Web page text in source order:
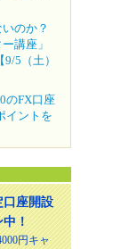
のか？
講座」
5（土）
のFX口座
イントを
口座開設
！
円キャ